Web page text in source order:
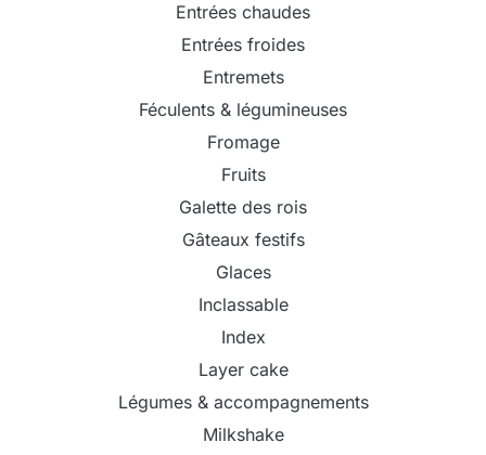
Entrées chaudes
Entrées froides
Entremets
Féculents & légumineuses
Fromage
Fruits
Galette des rois
Gâteaux festifs
Glaces
Inclassable
Index
Layer cake
Légumes & accompagnements
Milkshake